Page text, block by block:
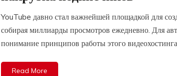
YouTube давно стал важнейшей площадкой для
собирая миллиарды просмотров ежедневно. Для
понимание принципов работы этого видеохостинга
Read More